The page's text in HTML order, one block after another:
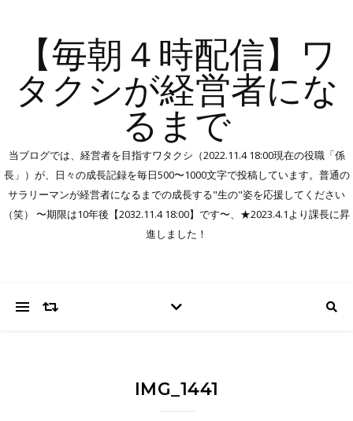
【毎朝４時配信】ワ
タクシが経営者にな
るまで
当ブログでは、経営者を目指すワタクシ（2022.11.4 18:00現在の役職「係
長」）が、日々の成長記録を毎日500〜1000文字で投稿しています。普通の
サラリーマンが経営者になるまでの成長する"生の"姿を応援してください
（笑） 〜期限は10年後【2032.11.4 18:00】です〜、★2023.4.1より課長に昇
進しました！
IMG_1441